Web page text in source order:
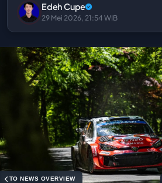
Edeh Cupe
29 Mei 2026, 21:54 WIB
TO NEWS OVERVIEW